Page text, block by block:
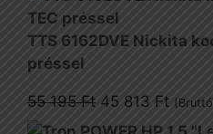
was:
1
1
TTS 6162DVE Nickita
préssel
55 195Ft Original
price
45 813 Ft
price